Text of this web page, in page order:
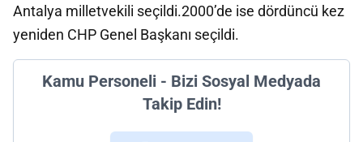
Antalya milletvekili seçildi.2000’de ise dördüncü kez
yeniden CHP Genel Başkanı seçildi.
Kamu Personeli - Bizi Sosyal Medyada
Takip Edin!